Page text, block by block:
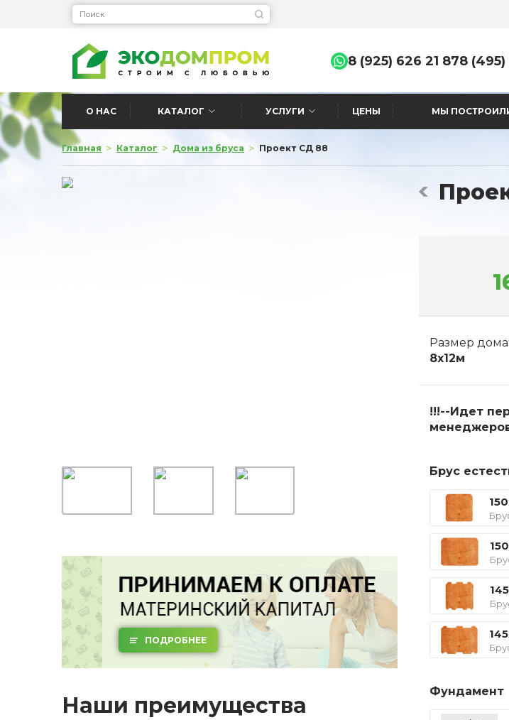
8 (495)
8 (925) 626 21 87
О НАС КАТАЛОГ УСЛУГИ ЦЕНЫ МЫ
Главная > Каталог > Дома из бруса > Проект СД 88
ПОДРОБНЕЕ
Наши преимущества
Размер дома:
8x12м
!!!--Идет
Брус
Фундамент